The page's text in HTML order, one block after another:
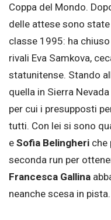
Coppa del Mondo.
delle attese sono
classe 1995: ha chiuso
rivali Eva Samkova,
statunitense. Stando
quella in Sierra
per cui i presupposti
tutti. Con lei si sono
e Sofia Belingheri che
seconda run per
Francesca Gallina
neanche scesa in pista.